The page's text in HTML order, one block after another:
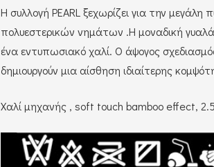
Η συλλογή PEARL ξεχωρίζει για την μεγάλη
πολυεστερικών νημάτων .Η μοναδική
ένα εντυπωσιακό χαλί. Ο άψογος
δημιουργούν μια αίσθηση ιδιαίτερης
Χαλί μηχανής , soft touch bamboo effect,